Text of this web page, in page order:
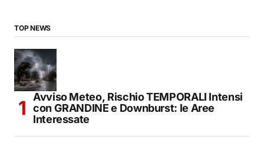
TOP NEWS
Avviso Meteo, Rischio TEMPORALI Intensi
con GRANDINE e Downburst: le Aree
Interessate